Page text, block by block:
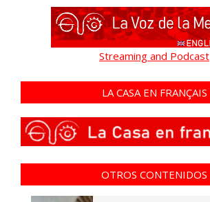
Streaming and Podcast
LA CASA EN FRANÇAIS
OTROS CONTENIDOS